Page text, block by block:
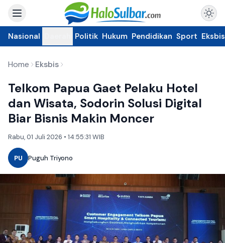
Nasional Politik Hukum Pendidikan Sport Eksbis
Home Eksbis
Telkom Papua Gaet Pelaku Hotel
dan Wisata, Sodorin Solusi Digital
Biar Bisnis Makin Moncer
Rabu, 01 Juli 2026 • 14:55:31 WIB
PU Puguh Triyono